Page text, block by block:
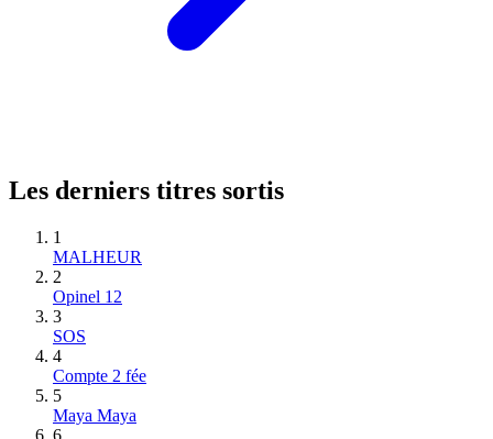
Les derniers titres sortis
1
MALHEUR
2
Opinel 12
3
SOS
4
Compte 2 fée
5
Maya Maya
6